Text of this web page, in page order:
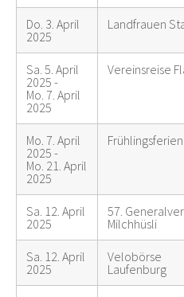
Do. 3. April
2025
Landfrauen
Sa. 5. April
2025 -
Mo. 7. April
2025
Vereinsreise
Mo. 7. April
2025 -
Mo. 21. April
2025
Frühlingsferien
Sa. 12. April
2025
57.
Milchhüsli
Sa. 12. April
2025
Velobörse
Laufenburg